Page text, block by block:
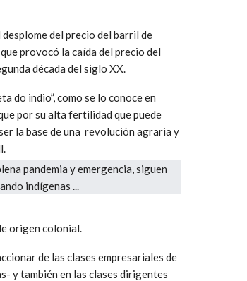
del precio del barril de
provocó la caída del precio del
década del siglo XX.
do indio”, como se lo conoce en
por su alta fertilidad que puede
la base de una revolución agraria y
origen colonial.
de las clases empresariales de
y también en las clases dirigentes